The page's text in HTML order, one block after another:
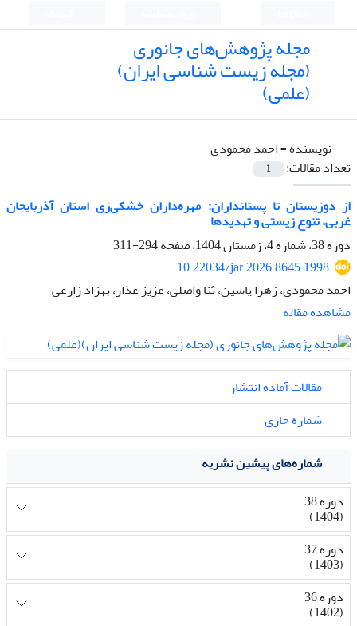
مجله پژوهش‌های جانوری
(مجله زیست شناسی ایران)
(علمی)
نویسنده =احمد محمودی
تعداد مقالات:
1
از دوزیستان تا پستانداران: مهره‌داران خشکی‌زی استان آذربایجان
غربی، تنوع زیستی و تهدیدها
دوره 38، شماره 4، زمستان 1404، صفحه
294-311
10.22034/jar.2026.8645.1998
احمد محمودی، زهرا یاسین، ثنا واصلی، عزیز عذار، بهزاد زارعی
مشاهده مقاله
مقالات آماده انتشار
شماره جاری
شماره‌های پیشین نشریه
دوره 38
(1404)
دوره 37
(1403)
دوره 36
(1402)